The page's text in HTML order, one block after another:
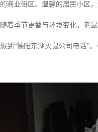
商业街区、温馨的居民小区
着季节更替与环境变化，老
到“德阳东湖灭鼠公司电话”